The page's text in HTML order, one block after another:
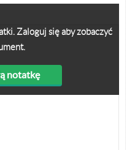
Zaloguj się aby zobaczyć
notatkę